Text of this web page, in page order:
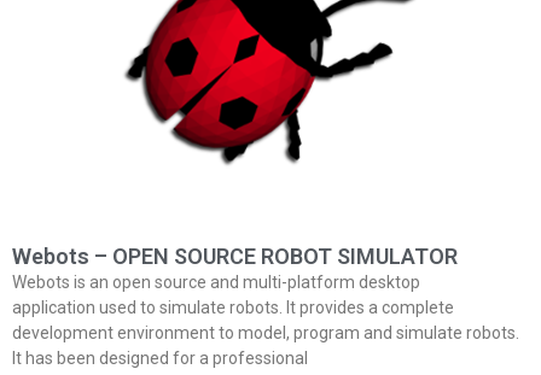
Webots – OPEN SOURCE ROBOT SIMULATOR
Webots is an open source and multi-platform desktop
application used to simulate robots. It provides a complete
development environment to model, program and simulate robots.
It has been designed for a professional